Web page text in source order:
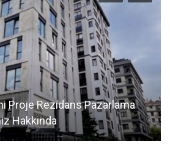
Proje Rezidans Pazarlama
Hakkında